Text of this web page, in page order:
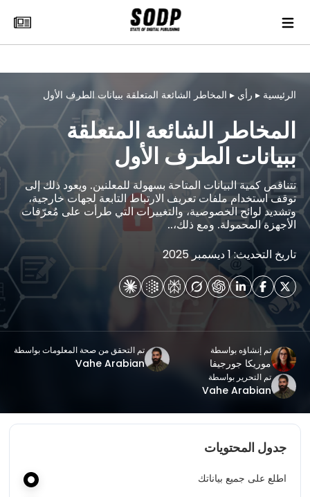
الرئيسية ▸ رأي ▸ المخاطر الشائعة المتعلقة ببيانات الطرف الأول
المخاطر الشائعة المتعلقة
ببيانات الطرف الأول
تتناقص كمية البيانات المتاحة بسهولة للمعلنين. ويعود ذلك إلى
توقف استخدام ملفات تعريف الارتباط التابعة لجهات خارجية،
وتشديد لوائح الخصوصية، والتغييرات التي طرأت على مُعرّفات
الأجهزة المحمولة. ومع ذلك،..
تاريخ التحديث: 1 ديسمبر 2025
تم إنشاؤه بواسطة
موريكا جورجيفا
تم التحقق من صحة المعلومات بواسطة
Vahe Arabian
تم التحرير بواسطة
Vahe Arabian
جدول المحتويات
اطلع على جميع بياناتك